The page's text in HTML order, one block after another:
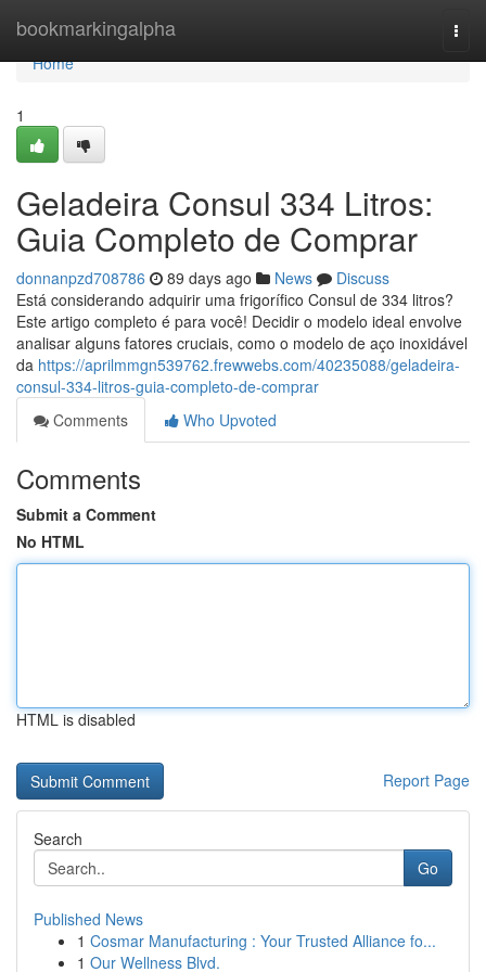
bookmarkingalpha
Home
Home
1
Geladeira Consul 334 Litros:
Guia Completo de Comprar
donnanpzd708786 89 days ago News
Discuss
Está considerando adquirir uma frigorífico Consul de 334 litros?
Este artigo completo é para você! Decidir o modelo ideal envolve
analisar alguns fatores cruciais, como o modelo de aço inoxidável
da https://aprilmmgn539762.frewwebs.com/40235088/geladeira-
consul-334-litros-guia-completo-de-comprar
Comments
Who Upvoted
Comments
Submit a Comment
No HTML
HTML is disabled
Report Page
Search
Go
Published News
1 Cosmar Manufacturing : Your Trusted Alliance fo...
1 Our Wellness Blvd.